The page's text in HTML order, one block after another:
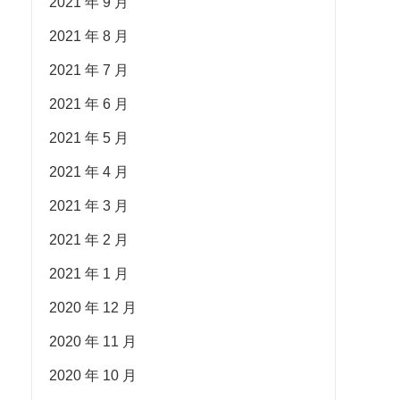
2021 年 8 月
2021 年 7 月
2021 年 6 月
2021 年 5 月
2021 年 4 月
2021 年 3 月
2021 年 2 月
2021 年 1 月
2020 年 12 月
2020 年 11 月
2020 年 10 月